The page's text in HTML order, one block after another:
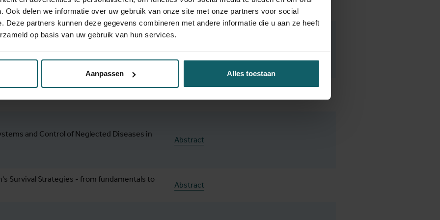
Ook delen we informatie over uw gebruik van onze site met onze partners voor social
Deze partners kunnen deze gegevens combineren met andere informatie die u aan ze heeft
op basis van uw gebruik van hun services.
Aanpassen Alles toestaan
years after Yambuku Programma| Aftermovie
Maternal and Neonatal Health
and Control of Neglected Diseases in
Abstract
Survival Strategies - from fundamentals to
Abstract